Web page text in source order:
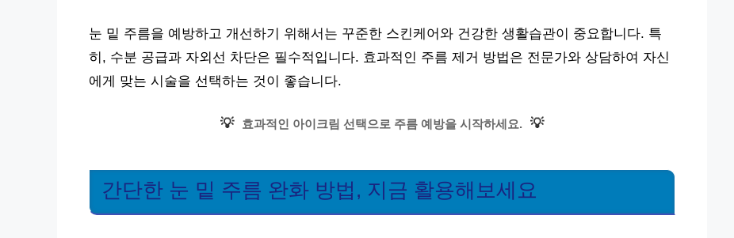
눈 밑 주름을 예방하고 개선하기 위해서는 꾸준한 스킨케어와 건강한 생활습관이 중요합니다. 특
히, 수분 공급과 자외선 차단은 필수적입니다. 효과적인 주름 제거 방법은 전문가와 상담하여 자신
에게 맞는 시술을 선택하는 것이 좋습니다.
💡 효과적인 아이크림 선택으로 주름 예방을 시작하세요. 💡
간단한 눈 밑 주름 완화 방법, 지금 활용해보세요